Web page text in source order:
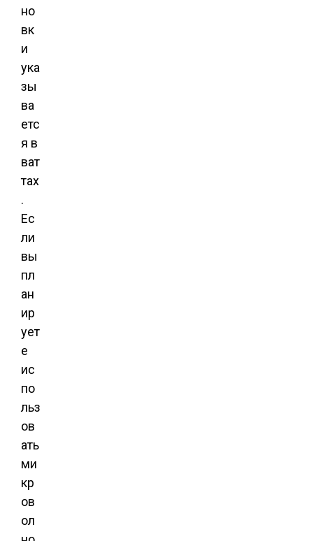
но
вк
и
ука
зы
ва
етс
я в
ват
тах
.
Ес
ли
вы
пл
ан
ир
ует
е
ис
по
льз
ов
ать
ми
кр
ов
ол